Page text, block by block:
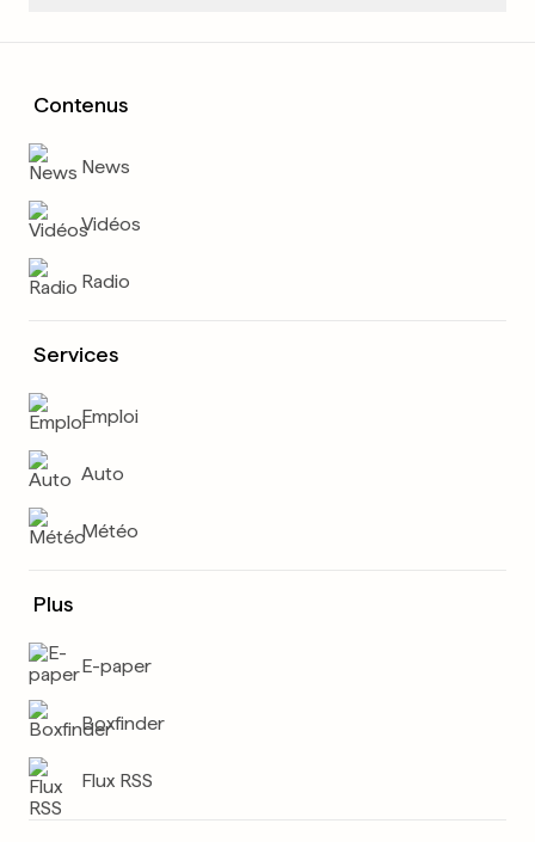
Contenus
News
Vidéos
Radio
Services
Emploi
Auto
Météo
Plus
E-paper
Boxfinder
Flux RSS